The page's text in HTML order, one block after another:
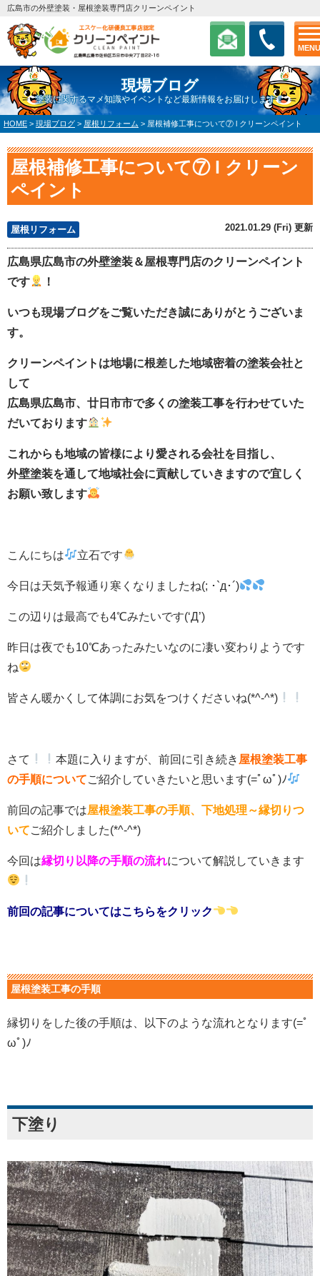
MENU
広島市の外壁塗装・屋根塗装専門店クリーンペイント
現場ブログ
塗装に関するマメ知識やイベントなど最新情報をお届けします！
HOME > 現場ブログ > 屋根リフォーム > 屋根補修工事について⑦ l クリーンペイント
屋根補修工事について⑦ l クリーン
ペイント
屋根リフォーム 2021.01.29 (Fri) 更新
広島県広島市の外壁塗装＆屋根専門店のクリーンペイント
です
！
いつも現場ブログをご覧いただき誠にありがとうございま
す。
クリーンペイントは地場に根差した地域密着の塗装会社と
して
広島県広島市、廿日市市で多くの塗装工事を行わせていた
だいております
これからも地域の皆様により愛される会社を目指し、
外壁塗装を通して地域社会に貢献していきますので宜しく
お願い致します
こんにちは 立石です
今日は天気予報通り寒くなりましたね(; ･`д･´)
この辺りは最高でも4℃みたいです(‘Д’)
昨日は夜でも10℃あったみたいなのに凄い変わりようです
ね
皆さん暖かくして体調にお気をつけくださいね(*^-^*)
さて 本題に入りますが、前回に引き続き 屋根塗装工事
の手順についてご紹介していきたいと思います(=ﾟωﾟ)ﾉ
前回の記事では屋根塗装工事の手順、下地処理～縁切りつ
いてご紹介しました(*^-^*)
今回は縁切り以降の手順の流れについて解説していきます
前回の記事についてはこちらをクリック
屋根塗装工事の手順
縁切りをした後の手順は、以下のような流れとなります(=ﾟ
ωﾟ)ﾉ
下塗り